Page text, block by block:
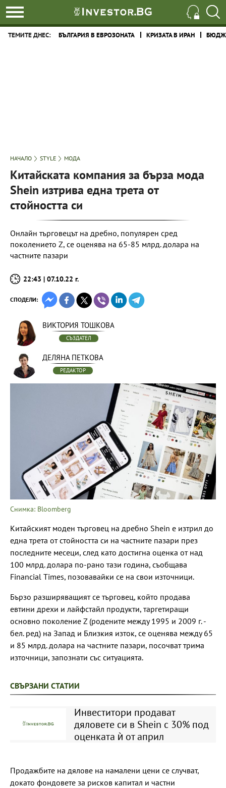
ТЕМИТЕ ДНЕС: БЪЛГАРИЯ В ЕВРОЗОНАТА КРИЗАТА В ИРАН
НАЧАЛО STYLE МОДА
Китайската компания за бърза мода
Shein изтрива една трета от
стойността си
Онлайн търговецът на дребно, популярен сред
поколението Z, се оценява на 65-85 млрд. долара на
частните пазари
22:43 | 07.10.22 г.
СПОДЕЛИ:
ВИКТОРИЯ ТОШКОВА
СЪЗДАТЕЛ
ДЕЛЯНА ПЕТКОВА
РЕДАКТОР
Снимка: Bloomberg
Китайският моден търговец на дребно Shein е изтрил до
една трета от стойността си на частните пазари през
последните месеци, след като достигна оценка от над
100 млрд. долара по-рано тази година, съобщава
Financial Times, позовавайки се на свои източници.
Бързо разширяващият се търговец, който продава
евтини дрехи и лайфстайл продукти, таргетиращи
основно поколение Z (родените между 1995 и 2009 г. -
бел. ред) на Запад и Близкия изток, се оценява между 65
и 85 млрд. долара на частните пазари, посочват трима
източници, запознати със ситуацията.
СВЪРЗАНИ СТАТИИ
Инвеститори продават
дяловете си в Shein с 30% под
оценката ѝ от април
Продажбите на дялове на намалени цени се случват,
докато фондовете за рисков капитал и частни